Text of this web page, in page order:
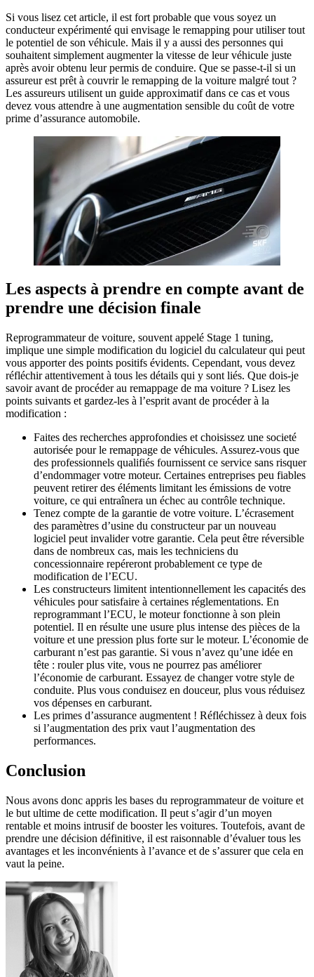
Si vous lisez cet article, il est fort probable que vous soyez un
conducteur expérimenté qui envisage le remapping pour utiliser tout
le potentiel de son véhicule. Mais il y a aussi des personnes qui
souhaitent simplement augmenter la vitesse de leur véhicule juste
après avoir obtenu leur permis de conduire. Que se passe-t-il si un
assureur est prêt à couvrir le remapping de la voiture malgré tout ?
Les assureurs utilisent un guide approximatif dans ce cas et vous
devez vous attendre à une augmentation sensible du coût de votre
prime d’assurance automobile.
Les aspects à prendre en compte avant de
prendre une décision finale
Reprogrammateur de voiture, souvent appelé Stage 1 tuning,
implique une simple modification du logiciel du calculateur qui peut
vous apporter des points positifs évidents. Cependant, vous devez
réfléchir attentivement à tous les détails qui y sont liés. Que dois-je
savoir avant de procéder au remappage de ma voiture ? Lisez les
points suivants et gardez-les à l’esprit avant de procéder à la
modification :
Faites des recherches approfondies et choisissez une societé
autorisée pour le remappage de véhicules. Assurez-vous que
des professionnels qualifiés fournissent ce service sans risquer
d’endommager votre moteur. Certaines entreprises peu fiables
peuvent retirer des éléments limitant les émissions de votre
voiture, ce qui entraînera un échec au contrôle technique.
Tenez compte de la garantie de votre voiture. L’écrasement
des paramètres d’usine du constructeur par un nouveau
logiciel peut invalider votre garantie. Cela peut être réversible
dans de nombreux cas, mais les techniciens du
concessionnaire repéreront probablement ce type de
modification de l’ECU.
Les constructeurs limitent intentionnellement les capacités des
véhicules pour satisfaire à certaines réglementations. En
reprogrammant l’ECU, le moteur fonctionne à son plein
potentiel. Il en résulte une usure plus intense des pièces de la
voiture et une pression plus forte sur le moteur. L’économie de
carburant n’est pas garantie. Si vous n’avez qu’une idée en
tête : rouler plus vite, vous ne pourrez pas améliorer
l’économie de carburant. Essayez de changer votre style de
conduite. Plus vous conduisez en douceur, plus vous réduisez
vos dépenses en carburant.
Les primes d’assurance augmentent ! Réfléchissez à deux fois
si l’augmentation des prix vaut l’augmentation des
performances.
Conclusion
Nous avons donc appris les bases du reprogrammateur de voiture et
le but ultime de cette modification. Il peut s’agir d’un moyen
rentable et moins intrusif de booster les voitures. Toutefois, avant de
prendre une décision définitive, il est raisonnable d’évaluer tous les
avantages et les inconvénients à l’avance et de s’assurer que cela en
vaut la peine.